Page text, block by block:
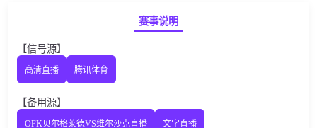
赛事说明
【信号源】
高清直播 腾讯体育
【备用源】
OFK贝尔格莱德VS维尔沙克直播 文字直播